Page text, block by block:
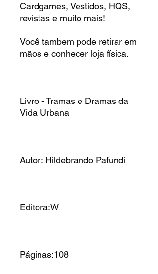
Cardgames, Vestidos, HQS,
revistas e muito mais!
Você tambem pode retirar em
mãos e conhecer loja física.
Livro - Tramas e Dramas da
Vida Urbana
Autor: Hildebrando Pafundi
Editora:W
Páginas:108